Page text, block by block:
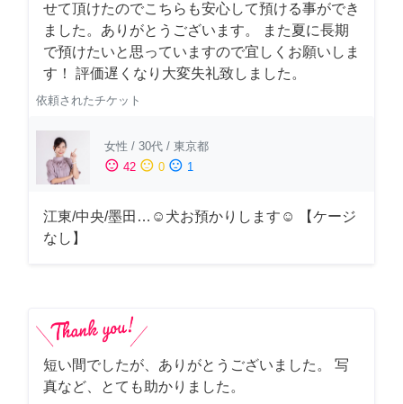
せて頂けたのでこちらも安心して預ける事ができ
ました。ありがとうございます。 また夏に長期
で預けたいと思っていますので宜しくお願いしま
す！ 評価遅くなり大変失礼致しました。
依頼されたチケット
女性 / 30代 / 東京都
sentiment_satisfied 42 sentiment_neutral 0 sentiment_dissatisfied 1
江東/中央/墨田…☺︎犬お預かりします☺︎ 【ケージ
なし】
短い間でしたが、ありがとうございました。 写
真など、とても助かりました。